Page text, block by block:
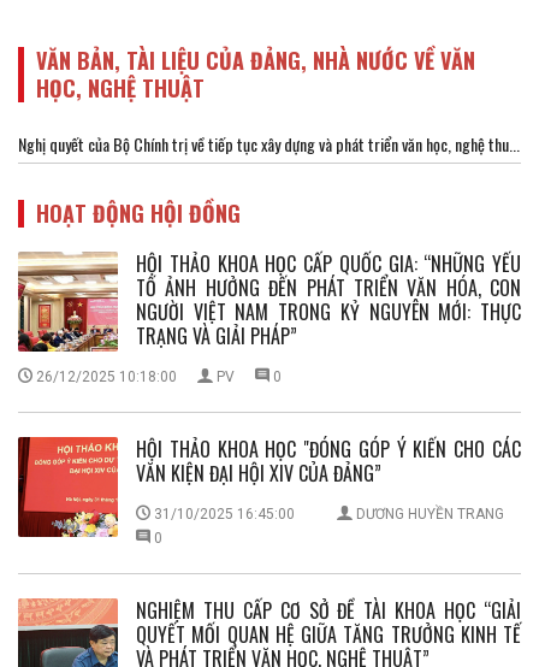
VĂN BẢN, TÀI LIỆU CỦA ĐẢNG, NHÀ NƯỚC VỀ VĂN
HỌC, NGHỆ THUẬT
Nghị quyết của Bộ Chính trị về tiếp tục xây dựng và phát triển văn học, nghệ thu...
HOẠT ĐỘNG HỘI ĐỒNG
HỘI THẢO KHOA HỌC CẤP QUỐC GIA: “NHỮNG YẾU
TỐ ẢNH HƯỞNG ĐẾN PHÁT TRIỂN VĂN HÓA, CON
NGƯỜI VIỆT NAM TRONG KỶ NGUYÊN MỚI: THỰC
TRẠNG VÀ GIẢI PHÁP”
26/12/2025 10:18:00 PV 0
HỘI THẢO KHOA HỌC "ĐÓNG GÓP Ý KIẾN CHO CÁC
VĂN KIỆN ĐẠI HỘI XIV CỦA ĐẢNG”
31/10/2025 16:45:00
DƯƠNG HUYỀN TRANG
0
NGHIỆM THU CẤP CƠ SỞ ĐỀ TÀI KHOA HỌC “GIẢI
QUYẾT MỐI QUAN HỆ GIỮA TĂNG TRƯỞNG KINH TẾ
VÀ PHÁT TRIỂN VĂN HỌC, NGHỆ THUẬT”